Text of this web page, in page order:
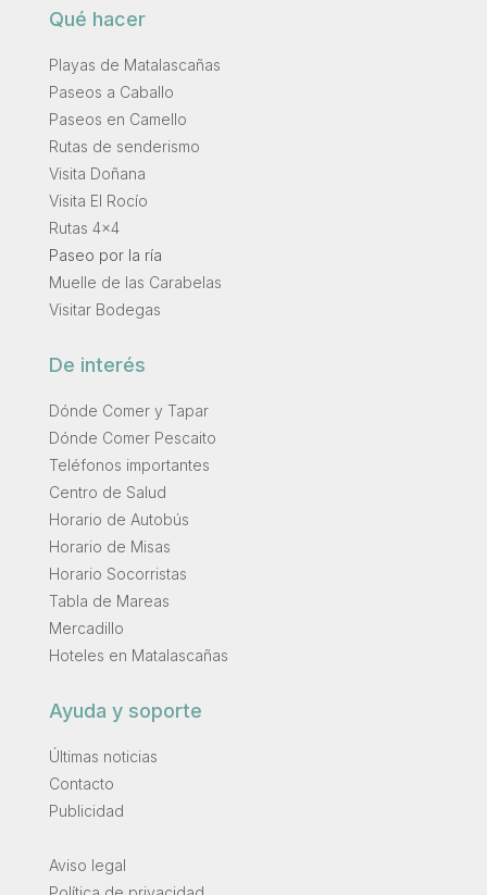
Qué hacer
Playas de Matalascañas
Paseos a Caballo
Paseos en Camello
Rutas de senderismo
Visita Doñana
Visita El Rocío
Rutas 4×4
Paseo por la ría
Muelle de las Carabelas
Visitar Bodegas
De interés
Dónde Comer y Tapar
Dónde Comer Pescaito
Teléfonos importantes
Centro de Salud
Horario de Autobús
Horario de Misas
Horario Socorristas
Tabla de Mareas
Mercadillo
Hoteles en Matalascañas
Ayuda y soporte
Últimas noticias
Contacto
Publicidad
Aviso legal